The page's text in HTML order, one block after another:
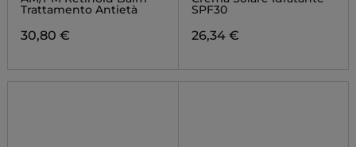
Trattamento Antietà
30,80 €
SPF30
26,34 €